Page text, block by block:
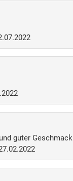
guter Geschmack